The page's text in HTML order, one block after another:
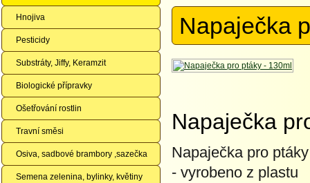
Hnojiva
Pesticidy
Substráty, Jiffy, Keramzit
Biologické přípravky
Ošetřování rostlin
Travní směsi
Osiva, sadbové brambory ,sazečka
Semena zelenina, bylinky, květiny
Napaječka
Napaječka
Napaječka pro ptáky
- vyrobeno z plastu